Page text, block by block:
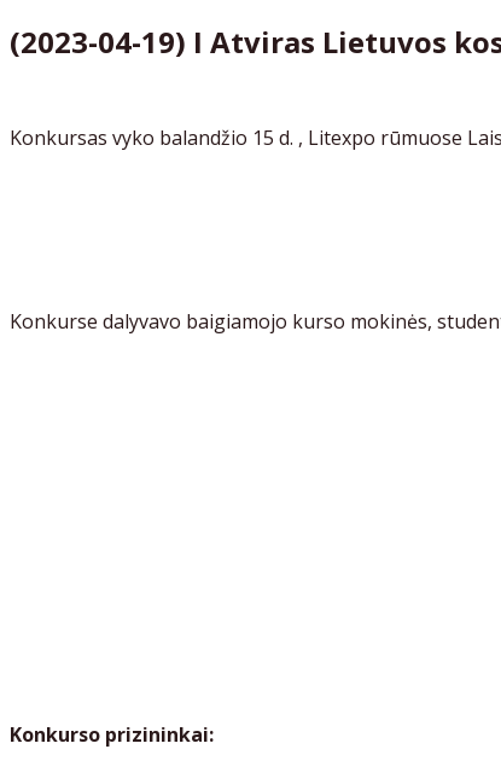
(2023-04-19) I Atviras Lietuvos
Konkursas vyko balandžio 15 d. , Litexpo rūmuose
Konkurse dalyvavo baigiamojo kurso mokinės,
Konkurso prizininkai: